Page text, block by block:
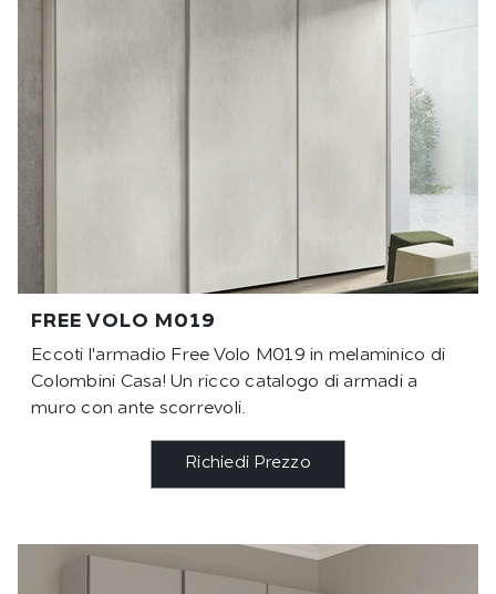
FREE VOLO M019
Eccoti l'armadio Free Volo M019 in melaminico di
Colombini Casa! Un ricco catalogo di armadi a
muro con ante scorrevoli.
Richiedi Prezzo